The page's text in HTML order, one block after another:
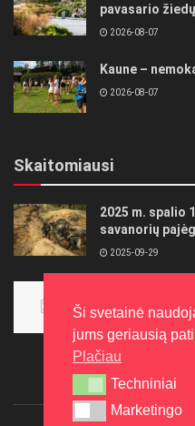
pavasario
2026-08-07
Kaune –
2026-08-07
Skaitomiausi
2025 m. spalio
savanorių
2025-09-29
aukso
2015-10-30
Ši svetainė
jums geriausią
Plačiau
Techniniai
Techniniai
Marketingo
Marketingo